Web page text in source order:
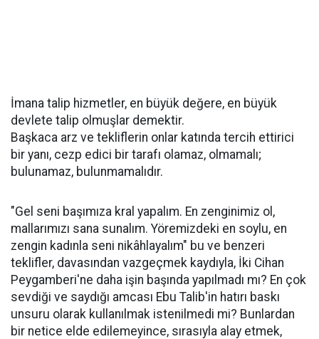
İmana talip hizmetler, en büyük değere, en büyük
devlete talip olmuşlar demektir.
Başkaca arz ve tekliflerin onlar katında tercih ettirici
bir yanı, cezp edici bir tarafı olamaz, olmamalı;
bulunamaz, bulunmamalıdır.
"Gel seni başımıza kral yapalım. En zenginimiz ol,
mallarımızı sana sunalım. Yöremizdeki en soylu, en
zengin kadınla seni nikâhlayalım" bu ve benzeri
teklifler, davasından vazgeçmek kaydıyla, İki Cihan
Peygamberi'ne daha işin başında yapılmadı mı? En çok
sevdiği ve saydığı amcası Ebu Talib'in hatırı baskı
unsuru olarak kullanılmak istenilmedi mi? Bunlardan
bir netice elde edilemeyince, sırasıyla alay etmek,